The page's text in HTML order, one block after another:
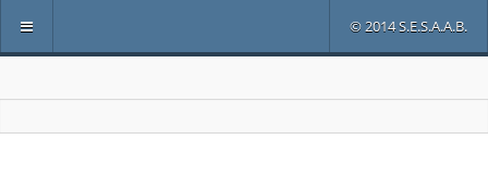
© 2014 S.E.S.A.A.B.